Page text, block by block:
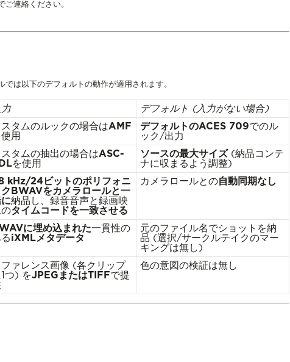
連絡ください。
は以下のデフォルトの動作が適用されます。
力
デフォルト (入力がない場合)
スタムのルックの場合はAMF
用
デフォルトのACES 709でのル
ック/出力
スタムの抽出の場合はASC-
を使用
ソースの最大サイズ (納品コンテ
ナに収まるよう調整)
kHz/24ビットのポリフォニ
クBWAVをカメラロールと一
納品し、録音音声と録画映
タイムコードを一致させる
カメラロールとの自動同期なし
に埋め込まれた一貫性の
iXMLメタデータ
元のファイル名でショットを納
品 (選択/サークルテイクのマー
キングは無し)
ファレンス画像 (各クリップ
1つ) をJPEGまたはTIFFで提
色の意図の検証は無し